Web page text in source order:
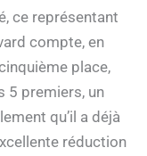
ce représentant
compte, en
place,
5 premiers, un
qu’il a déjà
réduction